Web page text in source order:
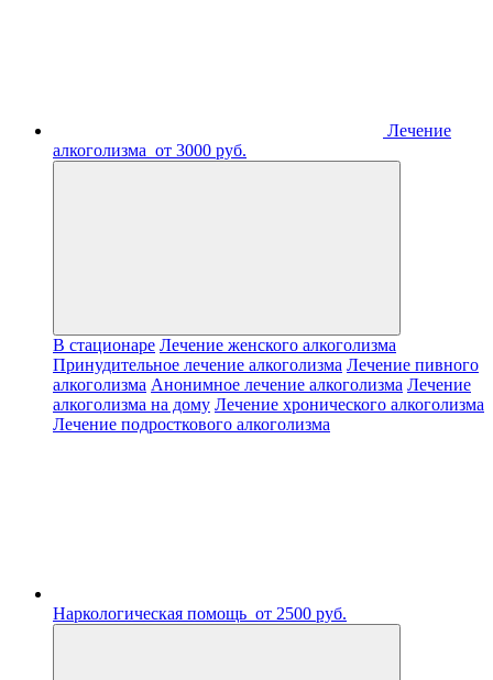
Лечение
алкоголизма от 3000 руб.
В стационаре Лечение женского алкоголизма
Принудительное лечение алкоголизма Лечение пивного
алкоголизма Анонимное лечение алкоголизма Лечение
алкоголизма на дому Лечение хронического алкоголизма
Лечение подросткового алкоголизма
Наркологическая помощь от 2500 руб.